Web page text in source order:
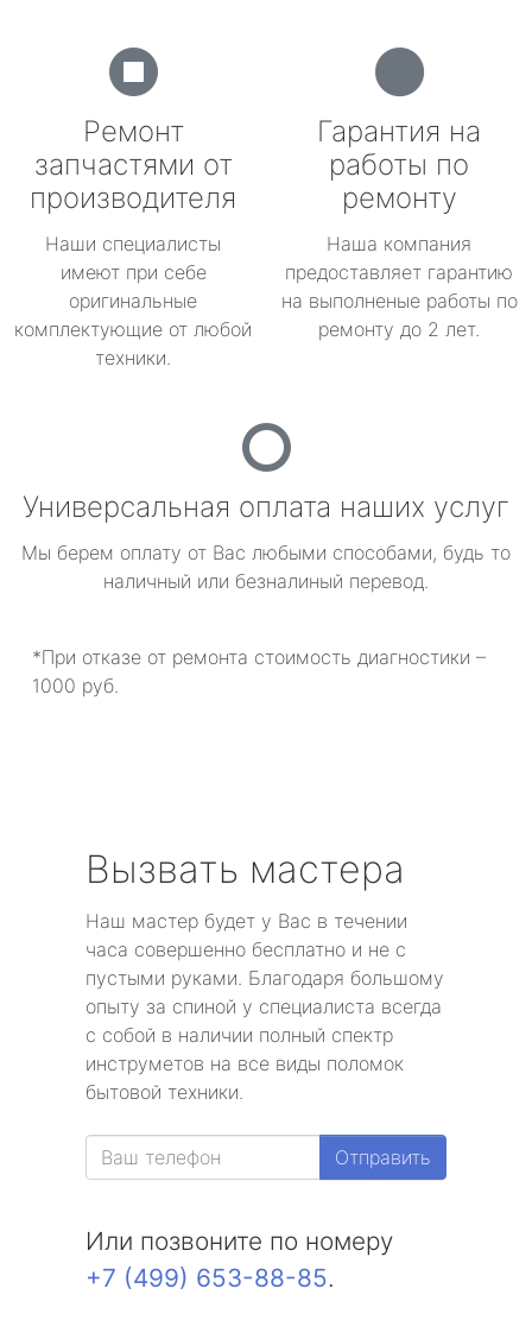
Ремонт
запчастями от
производителя
Наши специалисты
имеют при себе
оригинальные
комплектующие от любой
техники.
Гарантия на
работы по
ремонту
Наша компания
предоставляет гарантию
на выполненые работы по
ремонту до 2 лет.
Универсальная оплата наших услуг
Мы берем оплату от Вас любыми способами, будь то
наличный или безналиный перевод.
*При отказе от ремонта стоимость диагностики –
1000 руб.
Вызвать мастера
Наш мастер будет у Вас в течении
часа совершенно бесплатно и не с
пустыми руками. Благодаря большому
опыту за спиной у специалиста всегда
с собой в наличии полный спектр
инструметов на все виды поломок
бытовой техники.
Отправить
Или позвоните по номеру
+7 (499) 653-88-85.